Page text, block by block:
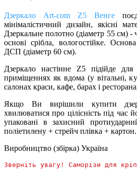
Дзеркало Art-com Z5 Венге
мінімалістичний дизайн, якісні
Дзеркальне полотно (діаметр 55 см) -
основі срібла, вологостійке.
ДСП (діаметр 60 см).
Дзеркало настінне Z5 підійде
приміщеннях як вдома (у вітальні,
салонах краси, кафе, барах і
Якщо Ви вирішили купити
хвилюватися про цілісність під час
упаковані в захисний
поліетилену + стрейч плівка + картон.
Виробництво (збірка) Україна
Зверніть увагу! Саморізи для